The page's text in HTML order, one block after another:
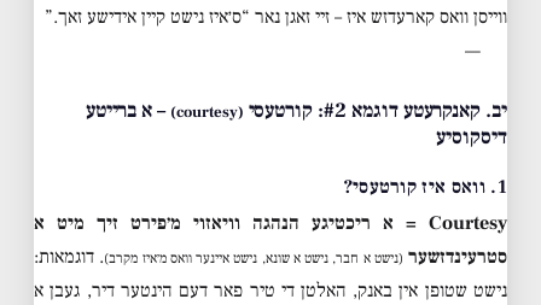
ווייסן וואס קארעדזש איז – זיי זאגן נאר “ס׳איז נישט קיין אידישע זאך.”
—
יב. קאנקרעטע דוגמא #2: קורטעסי (courtesy)
– א ברייטע
דיסקוסיע
1. וואס איז קורטעסי?
Courtesy = א ריכטיגע הנהגה וויאזוי מ׳פירט זיך מיט א
סטרעינדזשער (נישט א חבר, נישט א שונא, נישט איינער וואס מ׳איז מקרב). דוגמאות:
נישט שטופן אין באנק, האלטן די טיר פאר דעם הינטער דיר, געבן א